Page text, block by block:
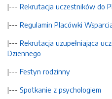
|--- Rekrutacja uczestników do
|--- Regulamin Placówki
|--- Rekrutacja uzupełniająca
Dziennego
|--- Festyn rodzinny
|--- Spotkanie z psychologiem